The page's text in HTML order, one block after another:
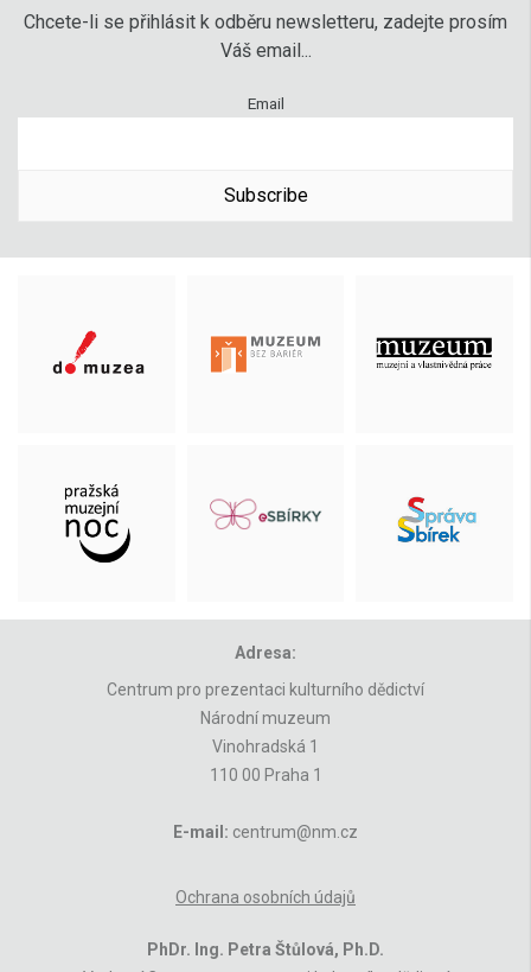
Chcete-li se přihlásit k odběru newsletteru, zadejte prosím
Váš email...
Email
Subscribe
Adresa:
Centrum pro prezentaci kulturního dědictví
Národní muzeum
Vinohradská 1
110 00 Praha 1
E-mail: centrum@nm.cz
Ochrana osobních údajů
PhDr. Ing. Petra Štůlová, Ph.D.